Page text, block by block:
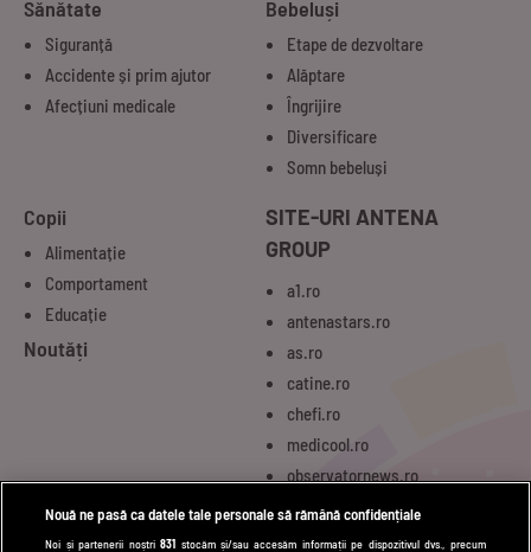
Sănătate
Siguranță
Accidente și prim ajutor
Afecțiuni medicale
Bebeluși
Etape de dezvoltare
Alăptare
Îngrijire
Diversificare
Somn bebeluși
Copii
Alimentație
Comportament
Educație
Noutăți
SITE-URI ANTENA
GROUP
a1.ro
antenastars.ro
as.ro
catine.ro
chefi.ro
medicool.ro
observatornews.ro
spynews.ro
tvhappy.ro
Nouă ne pasă ca datele tale personale să rămână confidențiale
Noi și partenerii noștri831 stocăm și/sau accesăm informații pe dispozitivul dvs., precum